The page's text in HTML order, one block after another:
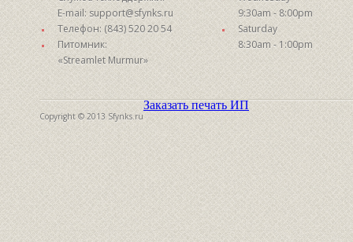
E-mail: support@sfynks.ru
Телефон: (843) 520 20 54
Питомник:
«Streamlet Murmur»
9:30am - 8:00pm
Saturday
8:30am - 1:00pm
Copyright © 2013 Sfynks.ru
Заказать печать ИП